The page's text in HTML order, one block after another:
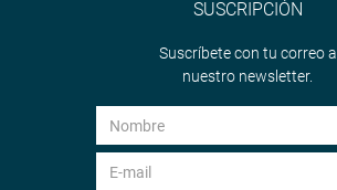
SUSCRIPCIÓN
Suscríbete con tu correo a
nuestro newsletter.